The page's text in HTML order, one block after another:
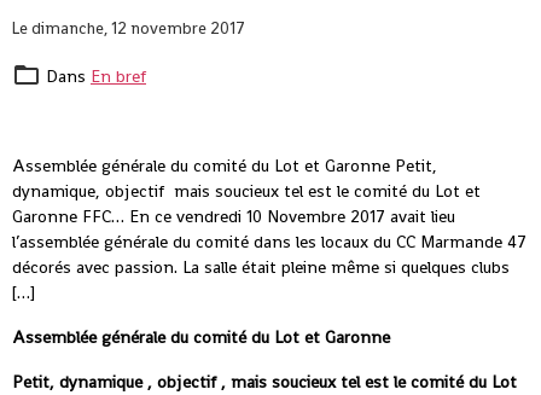
Le dimanche, 12 novembre 2017
Dans En bref
Assemblée générale du comité du Lot et Garonne Petit,
dynamique, objectif mais soucieux tel est le comité du Lot et
Garonne FFC… En ce vendredi 10 Novembre 2017 avait lieu
l’assemblée générale du comité dans les locaux du CC Marmande 47
décorés avec passion. La salle était pleine même si quelques clubs
[…]
Assemblée générale du comité du Lot et Garonne
Petit, dynamique , objectif , mais soucieux tel est le comité du Lot